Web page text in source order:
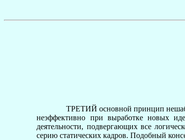
ТРЕТИЙ основной принцип
неэффективно при выработке новых
деятельности, подвергающих все
серию статических кадров. Подобный